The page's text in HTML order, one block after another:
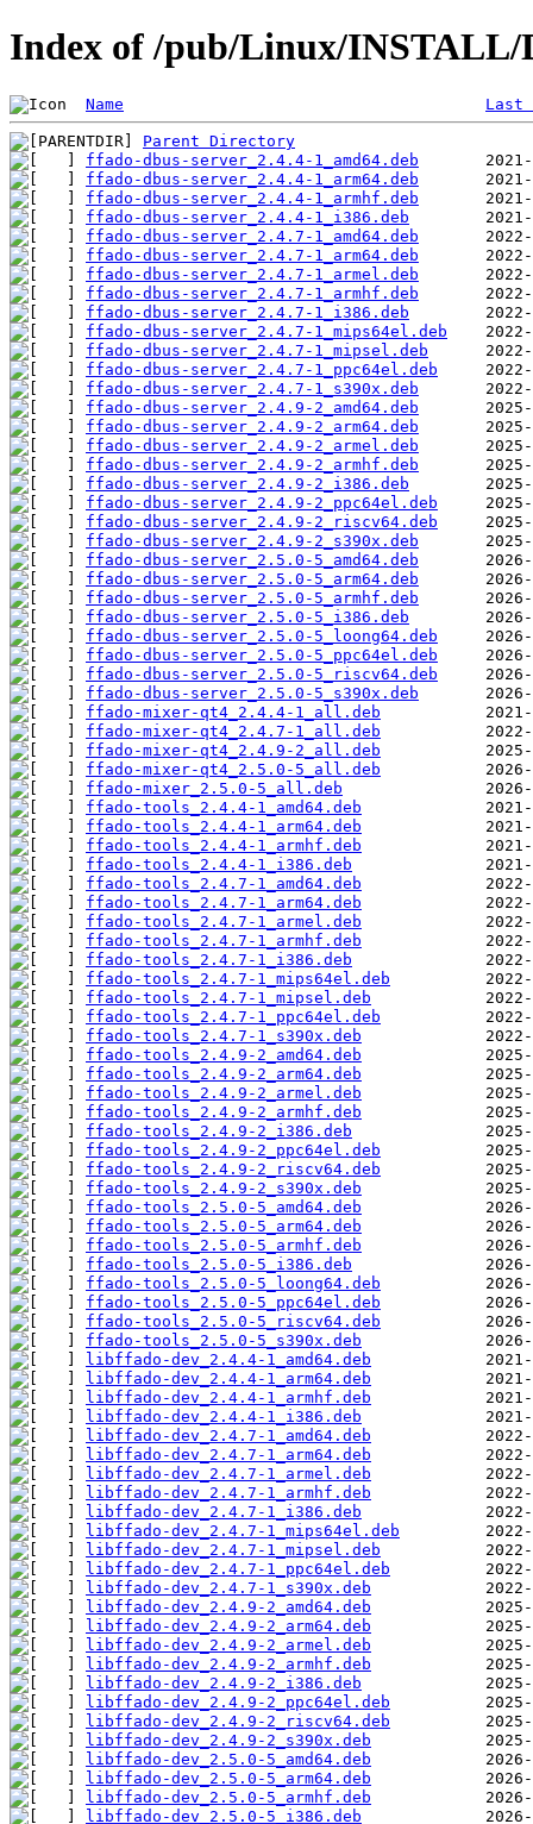
Index of /pub/Linux/
Name Last
Parent Directory
ffado-dbus-server_2.4.4-1_amd64.deb
ffado-dbus-server_2.4.4-1_arm64.deb
ffado-dbus-server_2.4.4-1_armhf.deb
ffado-dbus-server_2.4.4-1_i386.deb
ffado-dbus-server_2.4.7-1_amd64.deb
ffado-dbus-server_2.4.7-1_arm64.deb
ffado-dbus-server_2.4.7-1_armel.deb
ffado-dbus-server_2.4.7-1_armhf.deb
ffado-dbus-server_2.4.7-1_i386.deb
ffado-dbus-server_2.4.7-1_mips64el.deb
ffado-dbus-server_2.4.7-1_mipsel.deb
ffado-dbus-server_2.4.7-1_ppc64el.deb
ffado-dbus-server_2.4.7-1_s390x.deb
ffado-dbus-server_2.4.9-2_amd64.deb
ffado-dbus-server_2.4.9-2_arm64.deb
ffado-dbus-server_2.4.9-2_armel.deb
ffado-dbus-server_2.4.9-2_armhf.deb
ffado-dbus-server_2.4.9-2_i386.deb
ffado-dbus-server_2.4.9-2_ppc64el.deb
ffado-dbus-server_2.4.9-2_riscv64.deb
ffado-dbus-server_2.4.9-2_s390x.deb
ffado-dbus-server_2.5.0-5_amd64.deb
ffado-dbus-server_2.5.0-5_arm64.deb
ffado-dbus-server_2.5.0-5_armhf.deb
ffado-dbus-server_2.5.0-5_i386.deb
ffado-dbus-server_2.5.0-5_loong64.deb
ffado-dbus-server_2.5.0-5_ppc64el.deb
ffado-dbus-server_2.5.0-5_riscv64.deb
ffado-dbus-server_2.5.0-5_s390x.deb
ffado-mixer-qt4_2.4.4-1_all.deb
ffado-mixer-qt4_2.4.7-1_all.deb
ffado-mixer-qt4_2.4.9-2_all.deb
ffado-mixer-qt4_2.5.0-5_all.deb
ffado-mixer_2.5.0-5_all.deb
ffado-tools_2.4.4-1_amd64.deb
ffado-tools_2.4.4-1_arm64.deb
ffado-tools_2.4.4-1_armhf.deb
ffado-tools_2.4.4-1_i386.deb
ffado-tools_2.4.7-1_amd64.deb
ffado-tools_2.4.7-1_arm64.deb
ffado-tools_2.4.7-1_armel.deb
ffado-tools_2.4.7-1_armhf.deb
ffado-tools_2.4.7-1_i386.deb
ffado-tools_2.4.7-1_mips64el.deb
ffado-tools_2.4.7-1_mipsel.deb
ffado-tools_2.4.7-1_ppc64el.deb
ffado-tools_2.4.7-1_s390x.deb
ffado-tools_2.4.9-2_amd64.deb
ffado-tools_2.4.9-2_arm64.deb
ffado-tools_2.4.9-2_armel.deb
ffado-tools_2.4.9-2_armhf.deb
ffado-tools_2.4.9-2_i386.deb
ffado-tools_2.4.9-2_ppc64el.deb
ffado-tools_2.4.9-2_riscv64.deb
ffado-tools_2.4.9-2_s390x.deb
ffado-tools_2.5.0-5_amd64.deb
ffado-tools_2.5.0-5_arm64.deb
ffado-tools_2.5.0-5_armhf.deb
ffado-tools_2.5.0-5_i386.deb
ffado-tools_2.5.0-5_loong64.deb
ffado-tools_2.5.0-5_ppc64el.deb
ffado-tools_2.5.0-5_riscv64.deb
ffado-tools_2.5.0-5_s390x.deb
libffado-dev_2.4.4-1_amd64.deb
libffado-dev_2.4.4-1_arm64.deb
libffado-dev_2.4.4-1_armhf.deb
libffado-dev_2.4.4-1_i386.deb
libffado-dev_2.4.7-1_amd64.deb
libffado-dev_2.4.7-1_arm64.deb
libffado-dev_2.4.7-1_armel.deb
libffado-dev_2.4.7-1_armhf.deb
libffado-dev_2.4.7-1_i386.deb
libffado-dev_2.4.7-1_mips64el.deb
libffado-dev_2.4.7-1_mipsel.deb
libffado-dev_2.4.7-1_ppc64el.deb
libffado-dev_2.4.7-1_s390x.deb
libffado-dev_2.4.9-2_amd64.deb
libffado-dev_2.4.9-2_arm64.deb
libffado-dev_2.4.9-2_armel.deb
libffado-dev_2.4.9-2_armhf.deb
libffado-dev_2.4.9-2_i386.deb
libffado-dev_2.4.9-2_ppc64el.deb
libffado-dev_2.4.9-2_riscv64.deb
libffado-dev_2.4.9-2_s390x.deb
libffado-dev_2.5.0-5_amd64.deb
libffado-dev_2.5.0-5_arm64.deb
libffado-dev_2.5.0-5_armhf.deb
libffado-dev_2.5.0-5_i386.deb